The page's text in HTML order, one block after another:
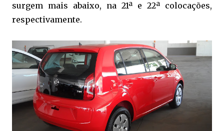
surgem mais abaixo, na 21ª e 22ª colocações,
respectivamente.